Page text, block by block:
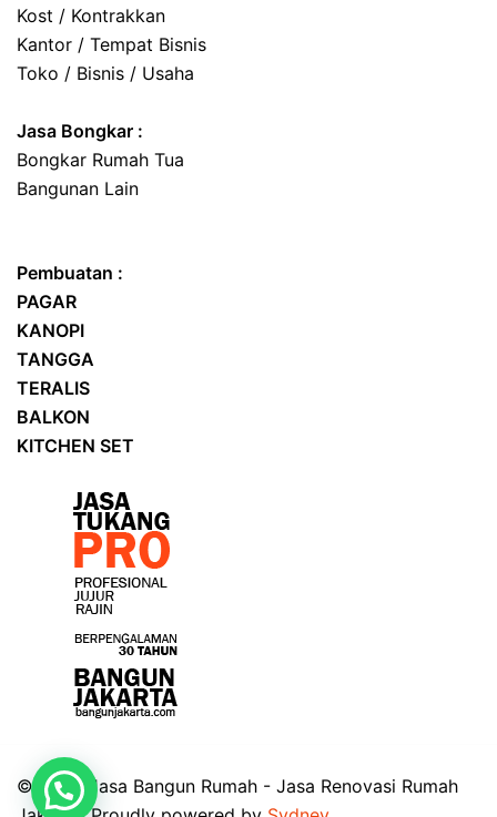
Kost / Kontrakkan
Kantor / Tempat Bisnis
Toko / Bisnis / Usaha
Jasa Bongkar :
Bongkar Rumah Tua
Bangunan Lain
Pembuatan :
PAGAR
KANOPI
TANGGA
TERALIS
BALKON
KITCHEN SET
© 2026 Jasa Bangun Rumah - Jasa Renovasi Rumah